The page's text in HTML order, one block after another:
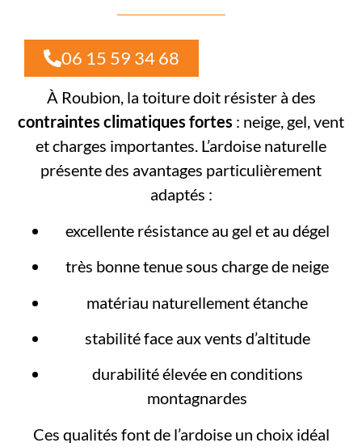
06 15 59 34 68
À Roubion, la toiture doit résister à des
contraintes climatiques fortes : neige, gel, vent
et charges importantes. L’ardoise naturelle
présente des avantages particulièrement
adaptés :
excellente résistance au gel et au dégel
très bonne tenue sous charge de neige
matériau naturellement étanche
stabilité face aux vents d’altitude
durabilité élevée en conditions
montagnardes
Ces qualités font de l’ardoise un choix idéal